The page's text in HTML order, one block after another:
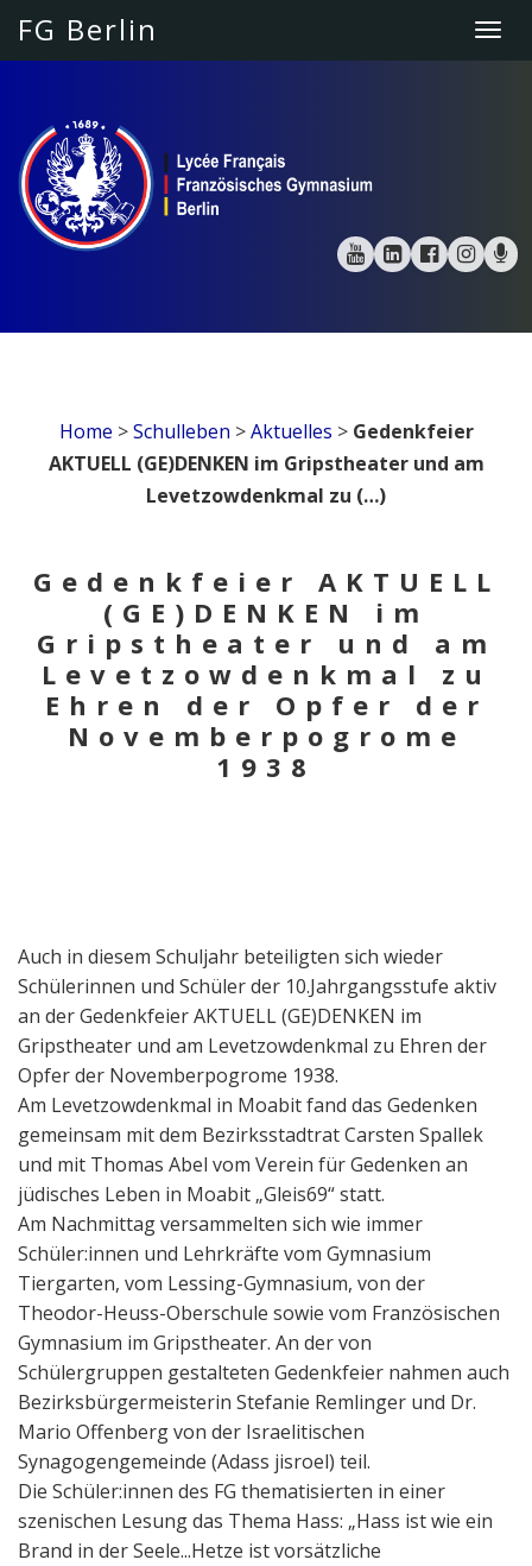
FG Berlin
Home >Schulleben >Aktuelles > Gedenkfeier
AKTUELL (GE)DENKEN im Gripstheater und am
Levetzowdenkmal zu (…)
Gedenkfeier AKTUELL
(GE)DENKEN im
Gripstheater und am
Levetzowdenkmal zu
Ehren der Opfer der
Novemberpogrome
1938
Auch in diesem Schuljahr beteiligten sich wieder
Schülerinnen und Schüler der 10.Jahrgangsstufe aktiv
an der Gedenkfeier AKTUELL (GE)DENKEN im
Gripstheater und am Levetzowdenkmal zu Ehren der
Opfer der Novemberpogrome 1938.
Am Levetzowdenkmal in Moabit fand das Gedenken
gemeinsam mit dem Bezirksstadtrat Carsten Spallek
und mit Thomas Abel vom Verein für Gedenken an
jüdisches Leben in Moabit „Gleis69“ statt.
Am Nachmittag versammelten sich wie immer
Schüler:innen und Lehrkräfte vom Gymnasium
Tiergarten, vom Lessing-Gymnasium, von der
Theodor-Heuss-Oberschule sowie vom Französischen
Gymnasium im Gripstheater. An der von
Schülergruppen gestalteten Gedenkfeier nahmen auch
Bezirksbürgermeisterin Stefanie Remlinger und Dr.
Mario Offenberg von der Israelitischen
Synagogengemeinde (Adass jisroel) teil.
Die Schüler:innen des FG thematisierten in einer
szenischen Lesung das Thema Hass: „Hass ist wie ein
Brand in der Seele...Hetze ist vorsätzliche